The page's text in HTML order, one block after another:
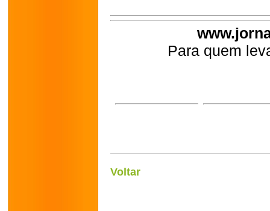
Para quem
Voltar